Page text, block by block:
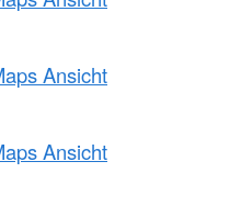
Ansicht
Ansicht